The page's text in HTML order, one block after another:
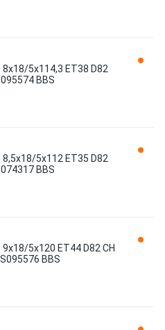
5x114,3 ET38 D82
BBS
5x112 ET35 D82
BBS
5x120 ET44 D82 CH
BBS